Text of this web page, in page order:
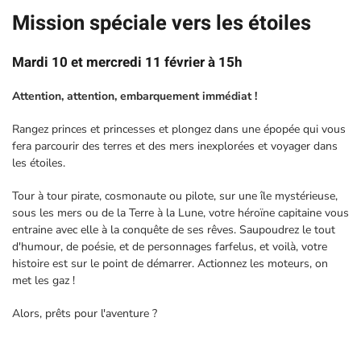
Mission spéciale vers les étoiles
Mardi 10 et mercredi 11 février à 15h
Attention, attention, embarquement immédiat !
Rangez princes et princesses et plongez dans une épopée qui vous
fera parcourir des terres et des mers inexplorées et voyager dans
les étoiles.
Tour à tour pirate, cosmonaute ou pilote, sur une île mystérieuse,
sous les mers ou de la Terre à la Lune, votre héroïne capitaine vous
entraine avec elle à la conquête de ses rêves. Saupoudrez le tout
d'humour, de poésie, et de personnages farfelus, et voilà, votre
histoire est sur le point de démarrer. Actionnez les moteurs, on
met les gaz !
Alors, prêts pour l'aventure ?